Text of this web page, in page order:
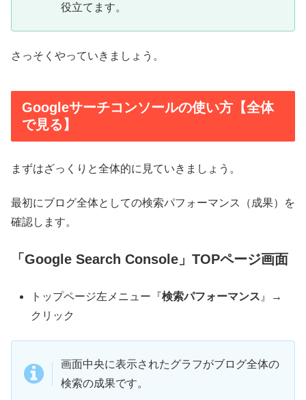
役立てます。
さっそくやっていきましょう。
Googleサーチコンソールの使い方【全体
で見る】
まずはざっくりと全体的に見ていきましょう。
最初にブログ全体としての検索パフォーマンス（成果）を
確認します。
「Google Search Console」TOPページ画面
トップページ左メニュー『検索パフォーマンス 』→
クリック
画面中央に表示されたグラフがブログ全体の
検索の成果です。